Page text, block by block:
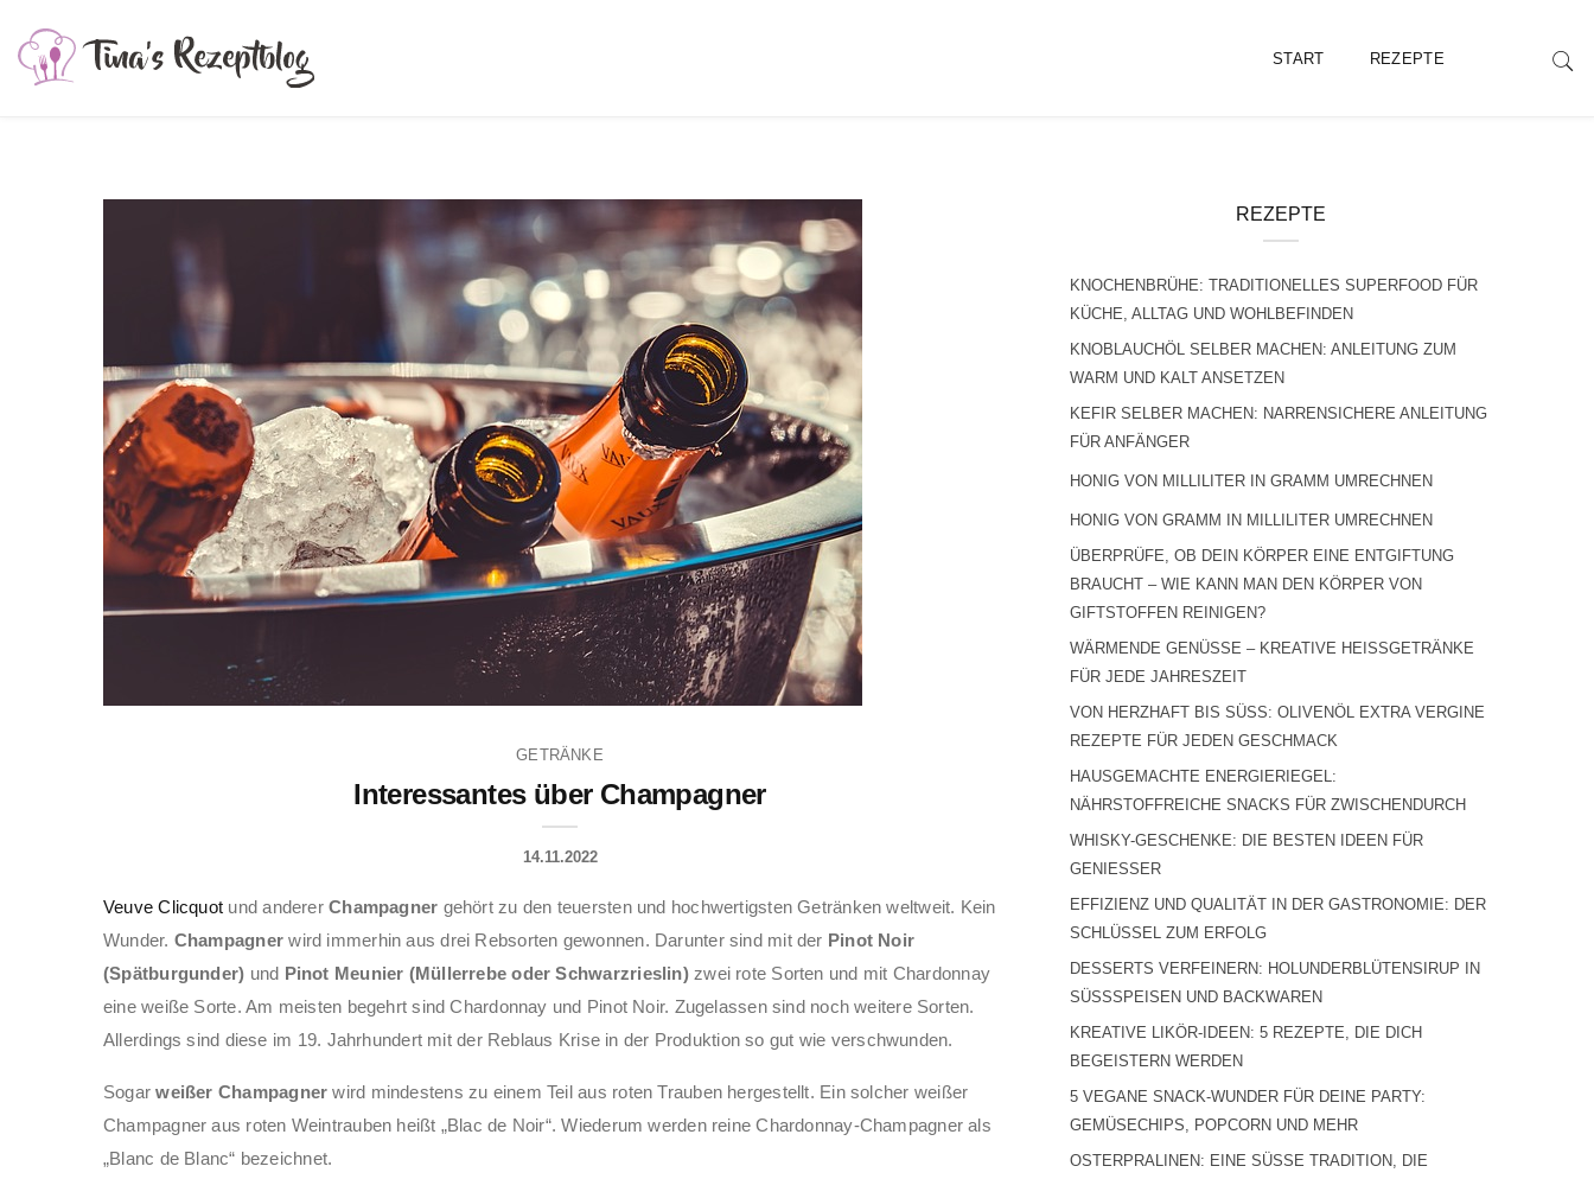
START REZEPTE
GETRÄNKE
Interessantes über Champagner
14.11.2022
Veuve Clicquot und andererChampagner gehört zu den teuersten und hochwertigsten Getränken weltweit. Kein
Wunder. Champagner wird immerhin aus drei Rebsorten gewonnen. Darunter sind mit der Pinot Noir
(Spätburgunder) und Pinot Meunier (Müllerrebe oder Schwarzrieslin)zwei rote Sorten und mit Chardonnay
eine weiße Sorte. Am meisten begehrt sind Chardonnay und Pinot Noir. Zugelassen sind noch weitere Sorten.
Allerdings sind diese im 19. Jahrhundert mit der Reblaus Krise in der Produktion so gut wie verschwunden.
Sogarweißer Champagner wird mindestens zu einem Teil aus roten Trauben hergestellt. Ein solcher weißer
Champagner aus roten Weintrauben heißt „Blac de Noir“. Wiederum werden reine Chardonnay-Champagner als
„Blanc de Blanc“ bezeichnet.
REZEPTE
KNOCHENBRÜHE: TRADITIONELLES SUPERFOOD FÜR
KÜCHE, ALLTAG UND WOHLBEFINDEN
KNOBLAUCHÖL SELBER MACHEN: ANLEITUNG ZUM
WARM UND KALT ANSETZEN
KEFIR SELBER MACHEN: NARRENSICHERE ANLEITUNG
FÜR ANFÄNGER
HONIG VON MILLILITER IN GRAMM UMRECHNEN
HONIG VON GRAMM IN MILLILITER UMRECHNEN
ÜBERPRÜFE, OB DEIN KÖRPER EINE ENTGIFTUNG
BRAUCHT – WIE KANN MAN DEN KÖRPER VON
GIFTSTOFFEN REINIGEN?
WÄRMENDE GENÜSSE – KREATIVE HEISSGETRÄNKE F
ÜR JEDE JAHRESZEIT
VON HERZHAFT BIS SÜSS: OLIVENÖL EXTRA VERGINE R
EZEPTE FÜR JEDEN GESCHMACK
HAUSGEMACHTE ENERGIERIEGEL:
NÄHRSTOFFREICHE SNACKS FÜR ZWISCHENDURCH
WHISKY-GESCHENKE: DIE BESTEN IDEEN FÜR
GENIESSER
EFFIZIENZ UND QUALITÄT IN DER GASTRONOMIE: DER
SCHLÜSSEL ZUM ERFOLG
DESSERTS VERFEINERN: HOLUNDERBLÜTENSIRUP IN
SÜSSSPEISEN UND BACKWAREN
KREATIVE LIKÖR-IDEEN: 5 REZEPTE, DIE DICH
BEGEISTERN WERDEN
5 VEGANE SNACK-WUNDER FÜR DEINE PARTY:
GEMÜSECHIPS, POPCORN UND MEHR
OSTERPRALINEN: EINE SÜSSE TRADITION, DIE V